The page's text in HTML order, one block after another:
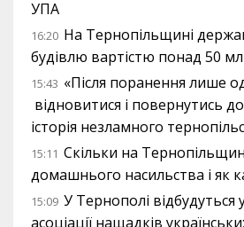
УПА
16:20 На Тернопільщині
будівлю вартістю понад 50
15:43 «Після поранення лише
відновитися і повернутись
історія незламного
15:11 Скільки на
домашнього насильства і як
15:09 У Тернополі відбудуться
асоціації нащадків